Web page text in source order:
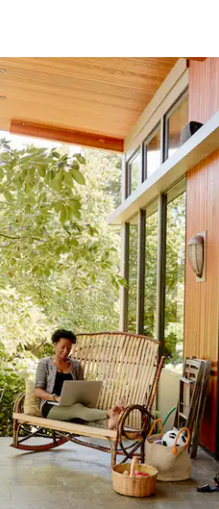
de pijltjestoetsen omhoog en